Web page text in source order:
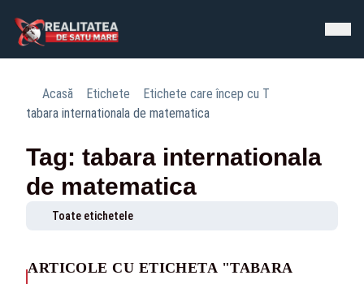
Acasă Etichete
Etichete care încep cu T
tabara internationala de matematica
Tag: tabara internationala
de matematica
Toate etichetele
ARTICOLE CU ETICHETA "TABARA